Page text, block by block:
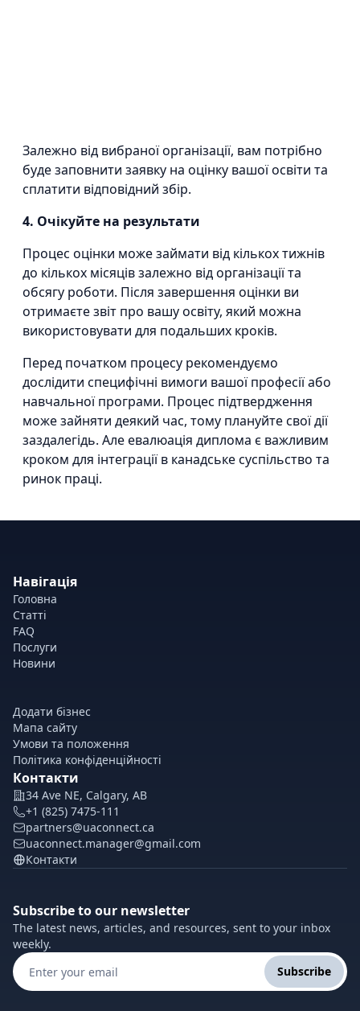
Залежно від вибраної організації, вам потрібно
буде заповнити заявку на оцінку вашої освіти та
сплатити відповідний збір.
4. Очікуйте на результати
Процес оцінки може займати від кількох тижнів
до кількох місяців залежно від організації та
обсягу роботи. Після завершення оцінки ви
отримаєте звіт про вашу освіту, який можна
використовувати для подальших кроків.
Перед початком процесу рекомендуємо
дослідити специфічні вимоги вашої професії або
навчальної програми. Процес підтвердження
може зайняти деякий час, тому плануйте свої дії
заздалегідь. Але евалюація диплома є важливим
кроком для інтеграції в канадське суспільство та
ринок праці.
Навігація
Головна
Статті
FAQ
Послуги
Новини
Додати бізнес
Мапа сайту
Умови та положення
Політика конфіденційності
Контакти
34 Ave NE, Calgary, AB
+1 (825) 7475-111
partners@uaconnect.ca
uaconnect.manager@gmail.com
Контакти
Subscribe to our newsletter
The latest news, articles, and resources, sent to your inbox
weekly.
Subscribe